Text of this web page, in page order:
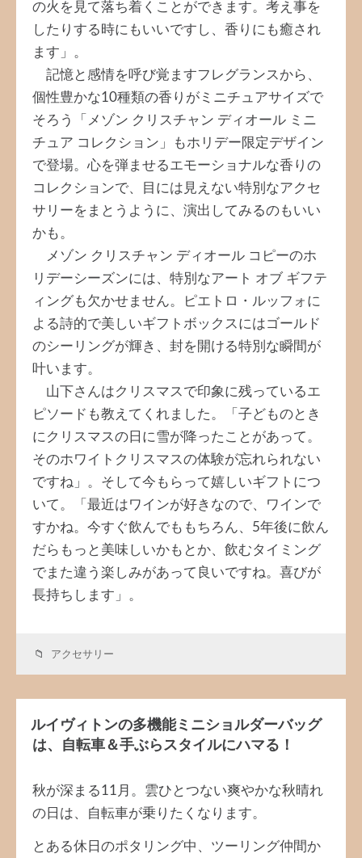
の火を見て落ち着くことができます。考え事を
したりする時にもいいですし、香りにも癒され
ます」。
記憶と感情を呼び覚ますフレグランスから、
個性豊かな10種類の香りがミニチュアサイズで
そろう「メゾン クリスチャン ディオール ミニ
チュア コレクション」もホリデー限定デザイン
で登場。心を弾ませるエモーショナルな香りの
コレクションで、目には見えない特別なアクセ
サリーをまとうように、演出してみるのもいい
かも。
メゾン クリスチャン ディオール コピーのホ
リデーシーズンには、特別なアート オブ ギフテ
ィングも欠かせません。ピエトロ・ルッフォに
よる詩的で美しいギフトボックスにはゴールド
のシーリングが輝き、封を開ける特別な瞬間が
叶います。
山下さんはクリスマスで印象に残っているエ
ピソードも教えてくれました。「子どものとき
にクリスマスの日に雪が降ったことがあって。
そのホワイトクリスマスの体験が忘れられない
ですね」。そして今もらって嬉しいギフトにつ
いて。「最近はワインが好きなので、ワインで
すかね。今すぐ飲んでももちろん、5年後に飲ん
だらもっと美味しいかもとか、飲むタイミング
でまた違う楽しみがあって良いですね。喜びが
長持ちします」。
アクセサリー
ルイヴィトンの多機能ミニショルダーバッグ
は、自転車＆手ぶらスタイルにハマる！
秋が深まる11月。雲ひとつない爽やかな秋晴れ
の日は、自転車が乗りたくなります。
とある休日のポタリング中、ツーリング仲間か